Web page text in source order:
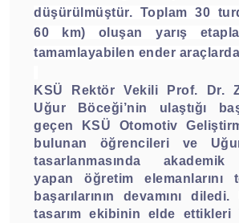
düşürülmüştür. Toplam 30
60 km) oluşan yarış
tamamlayabilen ender
KSÜ Rektör Vekili Prof. Dr.
Uğur Böceği’nin ulaştığı
geçen KSÜ Otomotiv
bulunan öğrencileri ve
tasarlanmasında akademik
yapan öğretim elemanlarını
başarılarının devamını
tasarım ekibinin elde ettikleri